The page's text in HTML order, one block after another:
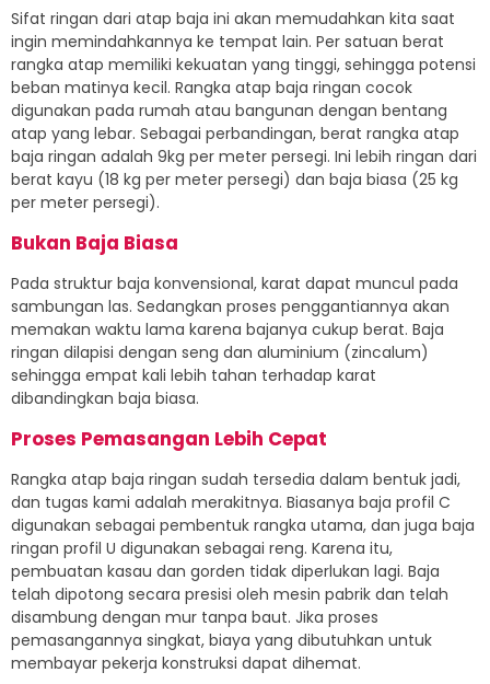
Sifat ringan dari atap baja ini akan memudahkan kita saat
ingin memindahkannya ke tempat lain. Per satuan berat
rangka atap memiliki kekuatan yang tinggi, sehingga potensi
beban matinya kecil. Rangka atap baja ringan cocok
digunakan pada rumah atau bangunan dengan bentang
atap yang lebar. Sebagai perbandingan, berat rangka atap
baja ringan adalah 9kg per meter persegi. Ini lebih ringan dari
berat kayu (18 kg per meter persegi) dan baja biasa (25 kg
per meter persegi).
Bukan Baja Biasa
Pada struktur baja konvensional, karat dapat muncul pada
sambungan las. Sedangkan proses penggantiannya akan
memakan waktu lama karena bajanya cukup berat. Baja
ringan dilapisi dengan seng dan aluminium (zincalum)
sehingga empat kali lebih tahan terhadap karat
dibandingkan baja biasa.
Proses Pemasangan Lebih Cepat
Rangka atap baja ringan sudah tersedia dalam bentuk jadi,
dan tugas kami adalah merakitnya. Biasanya baja profil C
digunakan sebagai pembentuk rangka utama, dan juga baja
ringan profil U digunakan sebagai reng. Karena itu,
pembuatan kasau dan gorden tidak diperlukan lagi. Baja
telah dipotong secara presisi oleh mesin pabrik dan telah
disambung dengan mur tanpa baut. Jika proses
pemasangannya singkat, biaya yang dibutuhkan untuk
membayar pekerja konstruksi dapat dihemat.